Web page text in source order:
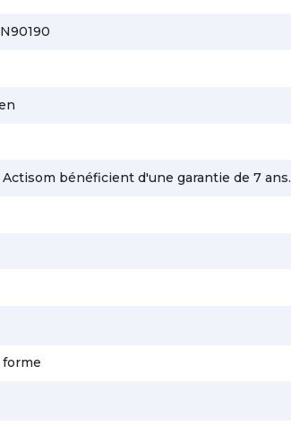
Actisom bénéficient d'une garantie de 7 ans.